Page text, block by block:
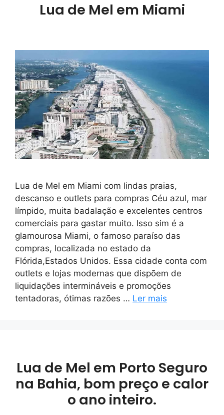
Lua de Mel em Miami
Lua de Mel em Miami com lindas praias,
descanso e outlets para compras Céu azul, mar
límpido, muita badalação e excelentes centros
comerciais para gastar muito. Isso sim é a
glamourosa Miami, o famoso paraíso das
compras, localizada no estado da
Flórida,Estados Unidos. Essa cidade conta com
outlets e lojas modernas que dispõem de
liquidações intermináveis e promoções
tentadoras, ótimas razões … Ler mais
Lua de Mel em Porto Seguro
na Bahia, bom preço e calor
o ano inteiro.